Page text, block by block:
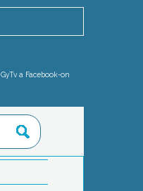
GyTv a Facebook-on